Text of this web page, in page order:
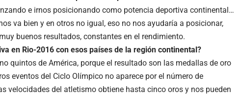
e irnos posicionando como potencia deportiva continental…
va bien y en otros no igual, eso no nos ayudaría a posicionar,
buenos resultados, constantes en el rendimiento.
en Rio-2016 con esos países de la región continental?
quintos de América, porque el resultado son las medallas de oro
eventos del Ciclo Olímpico no aparece por el número de
velocidades del atletismo obtiene hasta cinco oros y nos pueden